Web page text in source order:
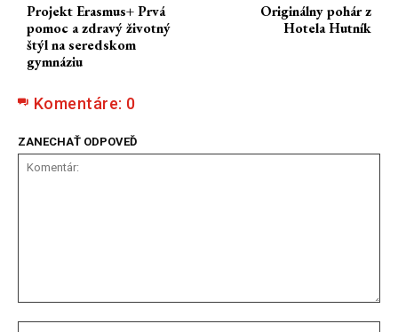
Projekt Erasmus+ Prvá
pomoc a zdravý životný
štýl na seredskom
gymnáziu
Originálny pohár z
Hotela Hutník
Komentáre: 0
ZANECHAŤ ODPOVEĎ